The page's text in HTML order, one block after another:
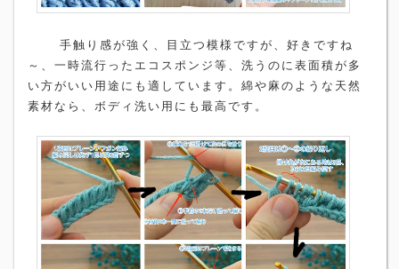
手触り感が強く、目立つ模様ですが、好きですね
～、一時流行ったエコスポンジ等、洗うのに表面積が多
い方がいい用途にも適しています。綿や麻のような天然
素材なら、ボディ洗い用にも最高です。